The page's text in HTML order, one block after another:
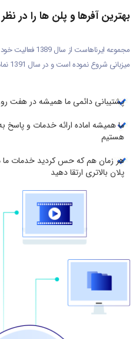
بهترین آفرها و پلن ها را در
مجموعه
میزبانی شروع نموده است و در سال 1391 نماد اعتماد ملی را دریافت نموده است
پشتیبانی دائمی ما همیشه در هفت
ما همیشه اماده ارائه خدمات و پاسخ
هستیم
هر زمان هم که حس کردید خدمات ما
پلان بالاتری ارتقا دهید